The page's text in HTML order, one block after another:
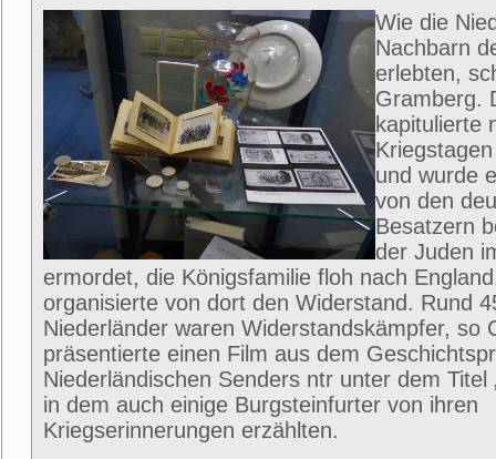
Wie die
Nachbarn
erlebten,
Gramberg.
kapitulierte
und wurde
von den
Besatzern
der Juden
ermordet, die Königsfamilie floh nach
organisierte von dort den Widerstand. Rund
Niederländer waren Widerstandskämpfer, so
präsentierte einen Film aus dem
Niederländischen Senders ntr unter dem Titel
in dem auch einige Burgsteinfurter von ihren
Kriegserinnerungen erzählten.